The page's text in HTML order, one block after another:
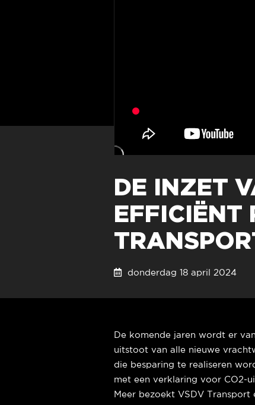
DE INZET
EFFICIËNT
donderdag 18 april 2024
De komende jaren wordt er
uitstoot van alle nieuwe
die besparing te realiseren
met een verklaring voor CO2-
Meer bezoekt VSDV